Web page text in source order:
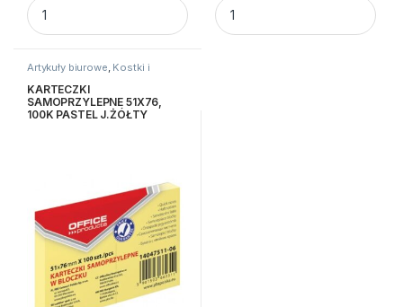
Artykuły biurowe, Kostki i
KARTECZKI
SAMOPRZYLEPNE 51X76,
100K PASTEL J.ŻÓŁTY